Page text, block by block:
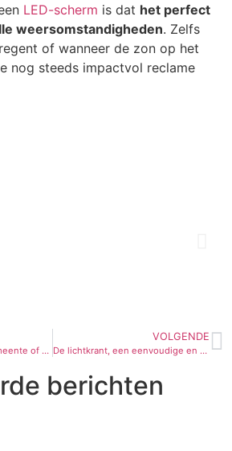
LED-scherm is dat het perfect
weersomstandigheden. Zelfs
of wanneer de zon op het
nog steeds impactvol reclame
Hoe stimuleer je als gemeente of stad meer en veiliger fietsen?
VOLGENDE
De lichtkrant, een eenvoudige en functionele toepassing!
berichten